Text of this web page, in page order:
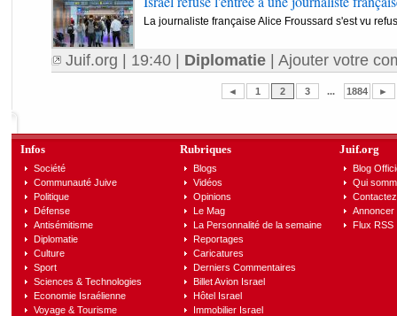
La journaliste française Alice Froussard s'est vu
Juif.org | 19:40 | Diplomatie| Ajouter votre
◄ 1 2 3 ... 1884 ►
Infos
Société
Communauté Juive
Politique
Défense
Antisémitisme
Diplomatie
Culture
Sport
Sciences & Technologies
Economie Israélienne
Voyage & Tourisme
Rubriques
Blogs
Vidéos
Opinions
Le Mag
La Personnalité de la semaine
Reportages
Caricatures
Derniers Commentaires
Billet Avion Israel
Hôtel Israel
Immobilier Israel
Juif.org
Blog
Qui
Annoncer
Flux RSS